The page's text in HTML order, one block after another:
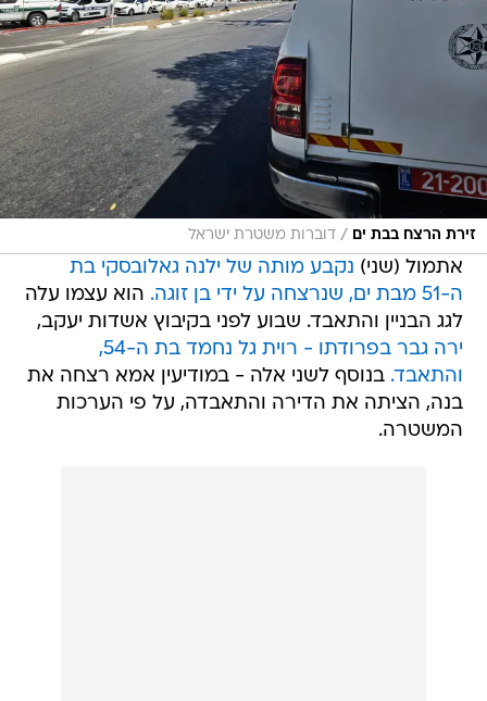
זירת הרצח בבת ים / דוברות משטרת ישראל
אתמול (שני) נקבע מותה של ילנה גאלובסקי בת
ה-51 מבת ים, שנרצחה על ידי בן זוגה.
הוא עצמו עלה
לגג הבניין והתאבד. שבוע לפני בקיבוץ אשדות יעקב,
ירה גבר בפרודתו - רוית גל נחמד בת ה-54,
והתאבד. בנוסף לשני אלה - במודיעין אמא רצחה את
בנה, הציתה את הדירה והתאבדה, על פי הערכות
המשטרה.